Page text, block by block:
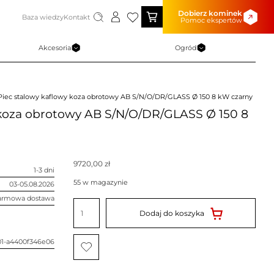
Baza wiedzyKontakt Dobierz kominek
Pomoc ekspertów
Akcesoria Ogród
stalowy kaflowy koza obrotowy AB S/N/O/DR/GLASS Ø 150 8 kW czarny
obrotowy AB S/N/O/DR/GLASS Ø 150 8
1-3 dni
03-05.08.2026
dostawa
a4400f346e06
9720,00 zł
55 w magazynie
ilość
Piec
stalowy
kaflowy
koza
obrotowy
AB
S/N/O/DR/GLASS
Dodaj do koszyka